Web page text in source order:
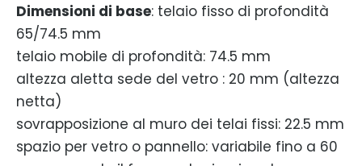
Dimensioni di base: telaio fisso di profondità
65/74.5 mm
telaio mobile di profondità: 74.5 mm
altezza aletta sede del vetro : 20 mm (altezza
netta)
sovrapposizione al muro dei telai fissi: 22.5 mm
spazio per vetro o pannello: variabile fino a 60